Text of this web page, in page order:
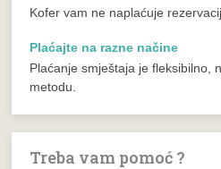
Kofer vam ne naplaćuje
Plaćajte na razne načine
Plaćanje smještaja je fleksibilno,
metodu.
Treba vam pomoć ?